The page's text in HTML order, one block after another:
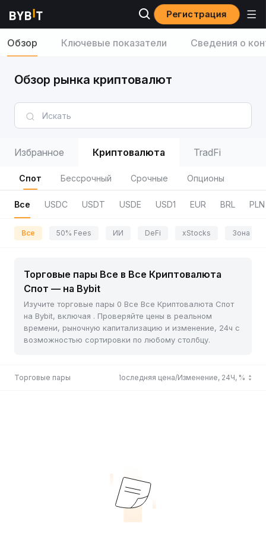
Регистрация
Обзор Ключевые показатели Сведения о
Обзор рынка криптовалют
Избранное Криптовалюта TradFi
Спот Бессрочный Срочные Опционы
Все USDC USDT USDE USD1 EUR BRL PLN
Все 50% Fees ИИ DeFi xStocks Зона
Торговые пары Все в Все Криптовалюта
Спот — на Bybit
Изучите торговые пары 0 Все Все Криптовалюта Спот
на Bybit, включая . Проверяйте цены в реальном
времени, рыночную капитализацию и изменение, 24ч с
возможностью сортировки по любому столбцу.
Торговые пары Последняя цена/Изменение, 24Ч, %